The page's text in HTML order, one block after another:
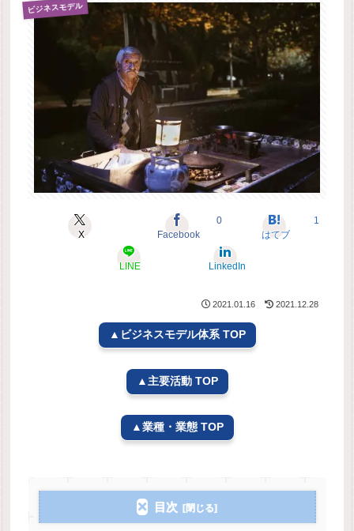
ビジネスモデル
X Facebook
0
はてブ
1
LINE LinkedIn
2021.01.16 2021.12.28
▲ビジネスモデル体系 TOP
▲主要活動 TOP
▲業種・業態 TOP
目次